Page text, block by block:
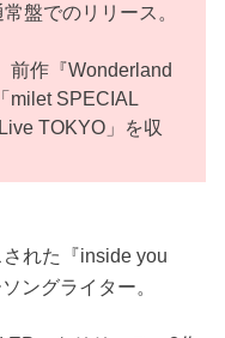
盤でのリリース。
前作『Wonderland
milet SPECIAL
TOKYO」を収
れた『inside you
ングライター。